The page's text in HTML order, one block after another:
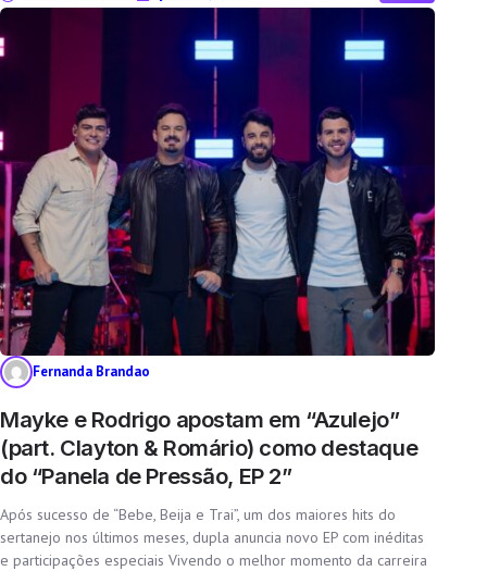
Fernanda Brandao
Mayke e Rodrigo apostam em “Azulejo”
(part. Clayton & Romário) como destaque
do “Panela de Pressão, EP 2”
Após sucesso de “Bebe, Beija e Trai”, um dos maiores hits do
sertanejo nos últimos meses, dupla anuncia novo EP com inéditas
e participações especiais Vivendo o melhor momento da carreira